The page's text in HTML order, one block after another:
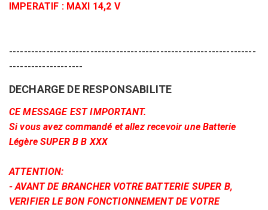
IMPERATIF : MAXI 14,2 V
-------------------------------------------------------------------
--------------------
DECHARGE DE RESPONSABILITE
CE MESSAGE EST IMPORTANT.
Si vous avez commandé et allez recevoir une Batterie
Légère SUPER B B XXX
ATTENTION:
- AVANT DE BRANCHER VOTRE BATTERIE SUPER B,
VERIFIER LE BON FONCTIONNEMENT DE VOTRE